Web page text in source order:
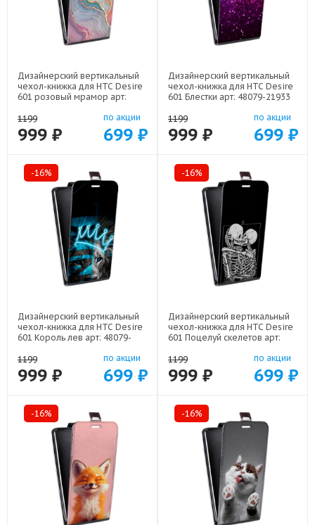
Дизайнерский вертикальный
чехол-книжка для HTC Desire
601 розовый мрамор арт:
1199
999 ₽
по акции
699 ₽
Дизайнерский вертикальный
чехол-книжка для HTC Desire
601 Блестки арт: 48079-21933
1199
999 ₽
по акции
699 ₽
-16%
Дизайнерский вертикальный
чехол-книжка для HTC Desire
601 Король лев арт: 48079-
1199
999 ₽
по акции
699 ₽
-16%
Дизайнерский вертикальный
чехол-книжка для HTC Desire
601 Поцелуй скелетов арт:
1199
999 ₽
по акции
699 ₽
-16% -16%